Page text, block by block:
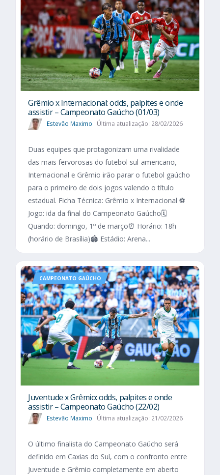
Grêmio x Internacional: odds, palpites e onde
assistir – Campeonato Gaúcho (01/03)
Estevão Maximo Última atualização: 28/02/2026
Duas equipes que protagonizam uma rivalidade
das mais fervorosas do futebol sul-americano,
Internacional e Grêmio irão parar o futebol gaúcho
para o primeiro de dois jogos valendo o título
estadual. Ficha Técnica: Grêmio x Internacional ⚽
Jogo: ida da final do Campeonato Gaúcho🗓️
Quando: domingo, 1º de março⏰ Horário: 18h
(horário de Brasília)🏟️ Estádio: Arena...
CAMPEONATO GAÚCHO
Juventude x Grêmio: odds, palpites e onde
assistir – Campeonato Gaúcho (22/02)
Estevão Maximo Última atualização: 21/02/2026
O último finalista do Campeonato Gaúcho será
definido em Caxias do Sul, com o confronto entre
Juventude e Grêmio completamente em aberto